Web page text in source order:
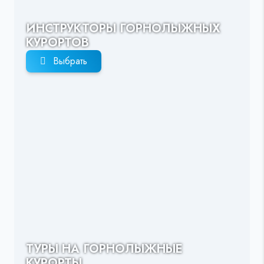
ИНСТРУКТОРЫ ГОРНОЛЫЖНЫХ
КУРОРТОВ
Выбрать
ТУРЫ НА ГОРНОЛЫЖНЫЕ